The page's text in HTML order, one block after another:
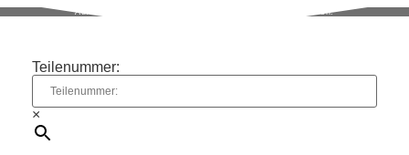
Autoelektrik aus Bielefeld. Seit über 38 Jahren.
Teilenummer:
×